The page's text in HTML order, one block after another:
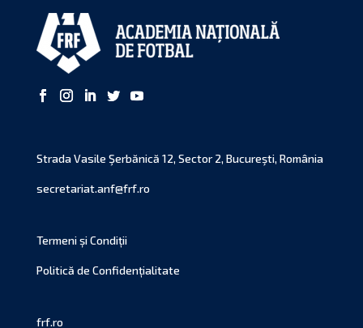
Strada Vasile Şerbănică 12, Sector 2, Bucureşti, România
secretariat.anf@frf.ro
Termeni și Condiții
Politică de Confidențialitate
frf.ro